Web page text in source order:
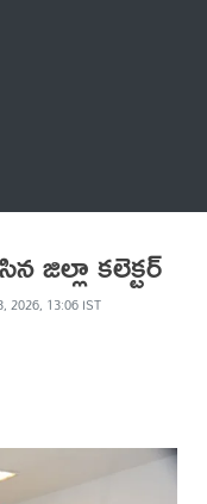
జిల్లా కలెక్టర్
2026, 13:06 IST